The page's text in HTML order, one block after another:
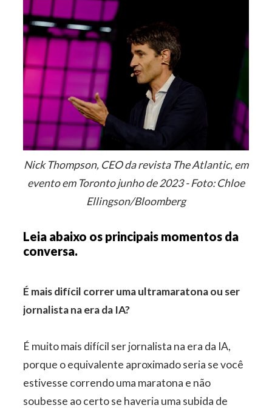
Nick Thompson, CEO da revista The Atlantic, em
evento em Toronto junho de 2023 - Foto: Chloe
Ellingson/Bloomberg
Leia abaixo os principais momentos da
conversa.
É mais difícil correr uma ultramaratona ou ser
jornalista na era da IA?
É muito mais difícil ser jornalista na era da IA,
porque o equivalente aproximado seria se você
estivesse correndo uma maratona e não
soubesse ao certo se haveria uma subida de